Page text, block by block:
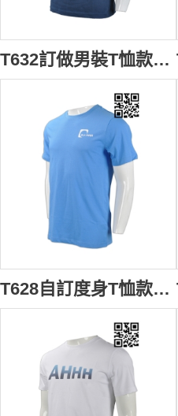
T632訂做男裝T恤款式 自訂LOGOT恤款式 中學水球隊衫 訓練隊衫 設計T恤衫 T恤生產商 深藍色
T628自訂度身T恤款式 訂做LOGOT恤款式 跨國國際律師 法律公司 T恤 製作男裝T恤款式 T恤中心 藍色